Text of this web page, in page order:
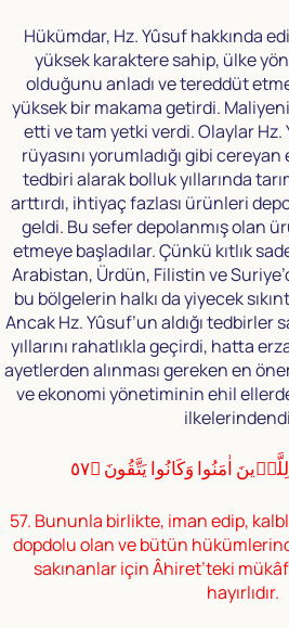
Hükümdar, Hz. Yûsuf hakkında
yüksek karaktere sahip, ülke
olduğunu anladı ve tereddüt
yüksek bir makama getirdi.
etti ve tam yetki verdi. Olaylar Hz.
rüyasını yorumladığı gibi
tedbiri alarak bolluk yıllarında
arttırdı, ihtiyaç fazlası ürünleri
geldi. Bu sefer depolanmış olan
etmeye başladılar. Çünkü kıtlık
Arabistan, Ürdün, Filistin ve
bu bölgelerin halkı da yiyecek
Ancak Hz. Yûsuf’un aldığı tedbirler
yıllarını rahatlıkla geçirdi, hatta
ayetlerden alınması gereken en
ve ekonomi yönetiminin ehil
اٰمَنُوا وَكَانُوا يَتَّقُونَ ﴿٥٧
57. Bununla birlikte, iman edip,
dopdolu olan ve bütün
sakınanlar için Âhiret’teki
hayırlıdır.